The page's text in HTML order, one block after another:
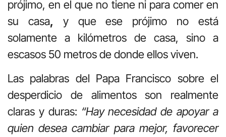
prójimo, en el que no tiene ni para comer en
su casa, y que ese prójimo no está
solamente a kilómetros de casa, sino a
escasos 50 metros de donde ellos viven.
Las palabras del Papa Francisco sobre el
desperdicio de alimentos son realmente
claras y duras: “Hay necesidad de apoyar a
quien desea cambiar para mejor, favorecer